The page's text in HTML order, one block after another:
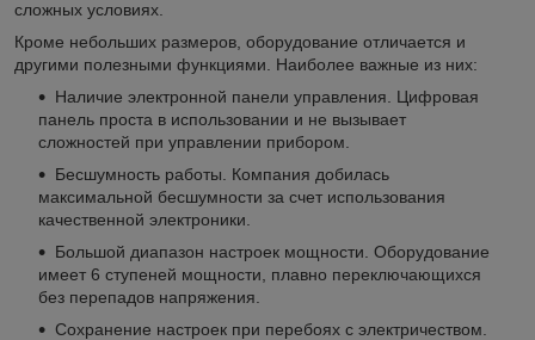
сложных условиях.
Кроме небольших размеров, оборудование отличается и
другими полезными функциями. Наиболее важные из них:
Наличие электронной панели управления. Цифровая
панель проста в использовании и не вызывает
сложностей при управлении прибором.
Бесшумность работы. Компания добилась
максимальной бесшумности за счет использования
качественной электроники.
Большой диапазон настроек мощности. Оборудование
имеет 6 ступеней мощности, плавно переключающихся
без перепадов напряжения.
Сохранение настроек при перебоях с электричеством.